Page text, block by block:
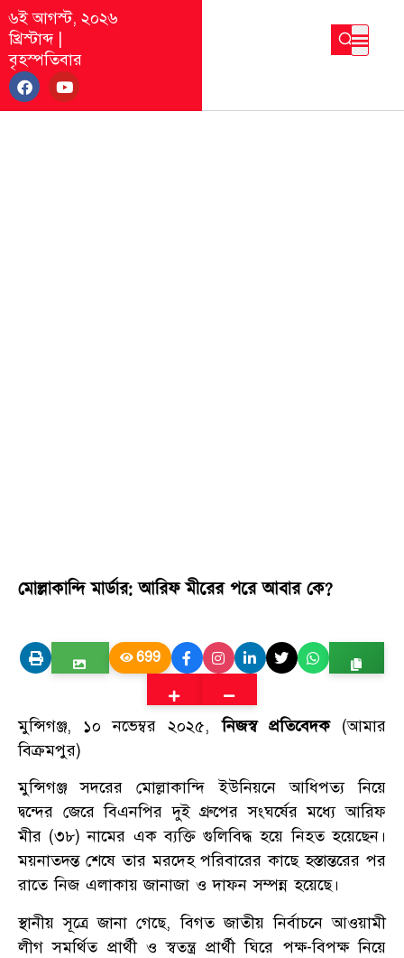
৬ই আগস্ট, ২০২৬
খ্রিস্টাব্দ|
বৃহস্পতিবার
মোল্লাকান্দি মার্ডার: আরিফ মীরের পরে আবার কে?
699
মুন্সিগঞ্জ, ১০ নভেম্বর ২০২৫,নিজস্ব প্রতিবেদক(আমার
বিক্রমপুর)
মুন্সিগঞ্জ সদরের মোল্লাকান্দি ইউনিয়নে আধিপত্য নিয়ে
দ্বন্দের জেরে বিএনপির দুই গ্রুপের সংঘর্ষের মধ্যে আরিফ
মীর (৩৮) নামের এক ব্যক্তি গুলিবিদ্ধ হয়ে নিহত হয়েছেন।
ময়নাতদন্ত শেষে তার মরদেহ পরিবারের কাছে হস্তান্তরের পর
রাতে নিজ এলাকায় জানাজা ও দাফন সম্পন্ন হয়েছে।
স্থানীয় সূত্রে জানা গেছে, বিগত জাতীয় নির্বাচনে আওয়ামী
লীগ সমর্থিত প্রার্থী ও স্বতন্ত্র প্রার্থী ঘিরে পক্ষ-বিপক্ষ নিয়ে